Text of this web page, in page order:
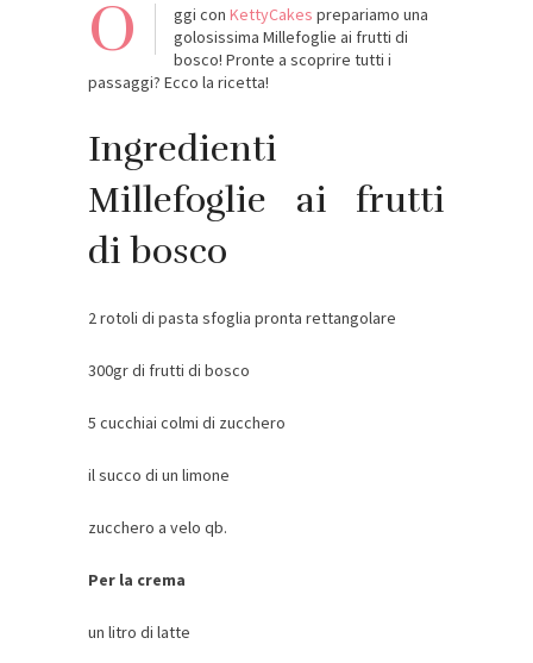
O ggi con KettyCakes prepariamo una
golosissima Millefoglie ai frutti di
bosco! Pronte a scoprire tutti i
passaggi? Ecco la ricetta!
Ingredienti
Millefoglie ai frutti
di bosco
2 rotoli di pasta sfoglia pronta rettangolare
300gr di frutti di bosco
5 cucchiai colmi di zucchero
il succo di un limone
zucchero a velo qb.
Per la crema
un litro di latte